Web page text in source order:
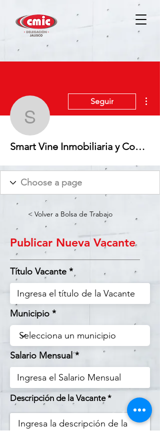
Smart Vine
Seguir
Smart Vine Inmobiliaria y Constructora SA de CV
< Volver a Bolsa de Trabajo
Publicar Nueva Vacante
Título Vacante
Municipio
Salario Mensual
Descripción de la Vacante *
Ingresa la descripción de la